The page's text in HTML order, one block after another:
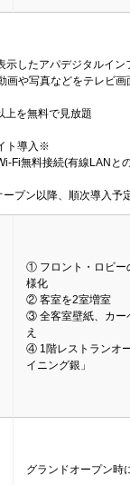
したアパデジタルイン
や写真などをテレビ画
を無料で見放題
ト導入※
Fi無料接続(有線LANと
プン以降、順次導入予
① フロント・ロビー
様化
② 客室を2室増室
③ 全客室壁紙、カー
え
④ 1階レストランオ
イニング銀」
グランドオープン時